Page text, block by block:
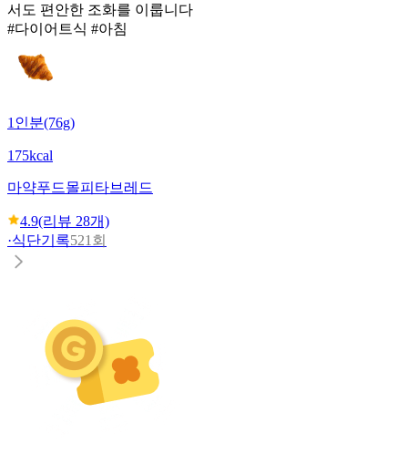
서도 편안한 조화를 이룹니다
#다이어트식 #아침
1인분(76g)
175kcal
마약푸드몰피타브레드
4.9(리뷰 28개)
·식단기록521회